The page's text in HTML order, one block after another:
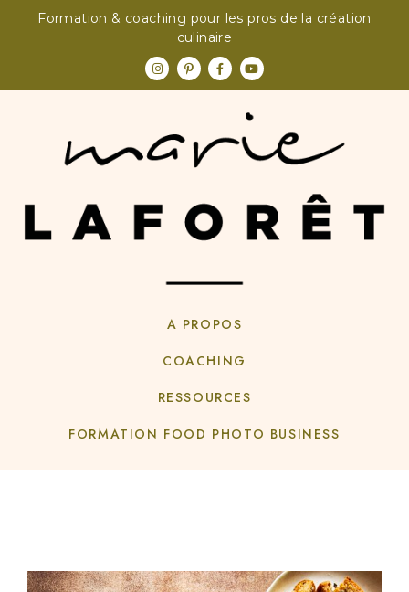
Formation & coaching pour les pros de la création
culinaire
A PROPOS
COACHING
RESSOURCES
FORMATION FOOD PHOTO BUSINESS